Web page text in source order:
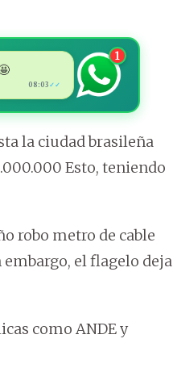
08:03 ✓✓
1
la ciudad brasileña
Esto, teniendo
robo metro de cable
el flagelo deja
como ANDE y